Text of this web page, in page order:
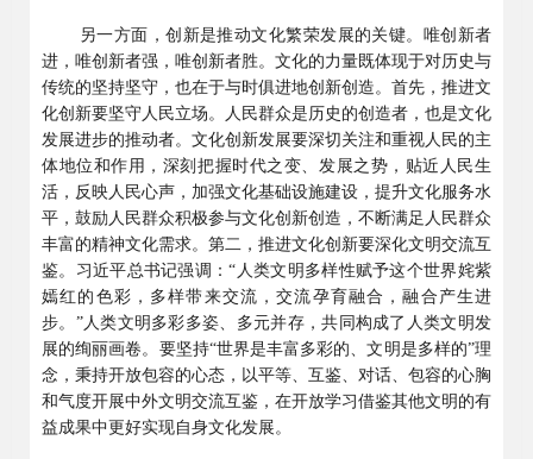
另一方面，创新是推动文化繁荣发展的关键。唯创新者
进，唯创新者强，唯创新者胜。文化的力量既体现于对历史与
传统的坚持坚守，也在于与时俱进地创新创造。首先，推进文
化创新要坚守人民立场。人民群众是历史的创造者，也是文化
发展进步的推动者。文化创新发展要深切关注和重视人民的主
体地位和作用，深刻把握时代之变、发展之势，贴近人民生
活，反映人民心声，加强文化基础设施建设，提升文化服务水
平，鼓励人民群众积极参与文化创新创造，不断满足人民群众
丰富的精神文化需求。第二，推进文化创新要深化文明交流互
鉴。习近平总书记强调：“人类文明多样性赋予这个世界姹紫
嫣红的色彩，多样带来交流，交流孕育融合，融合产生进
步。”人类文明多彩多姿、多元并存，共同构成了人类文明发
展的绚丽画卷。要坚持“世界是丰富多彩的、文明是多样的”理
念，秉持开放包容的心态，以平等、互鉴、对话、包容的心胸
和气度开展中外文明交流互鉴，在开放学习借鉴其他文明的有
益成果中更好实现自身文化发展。